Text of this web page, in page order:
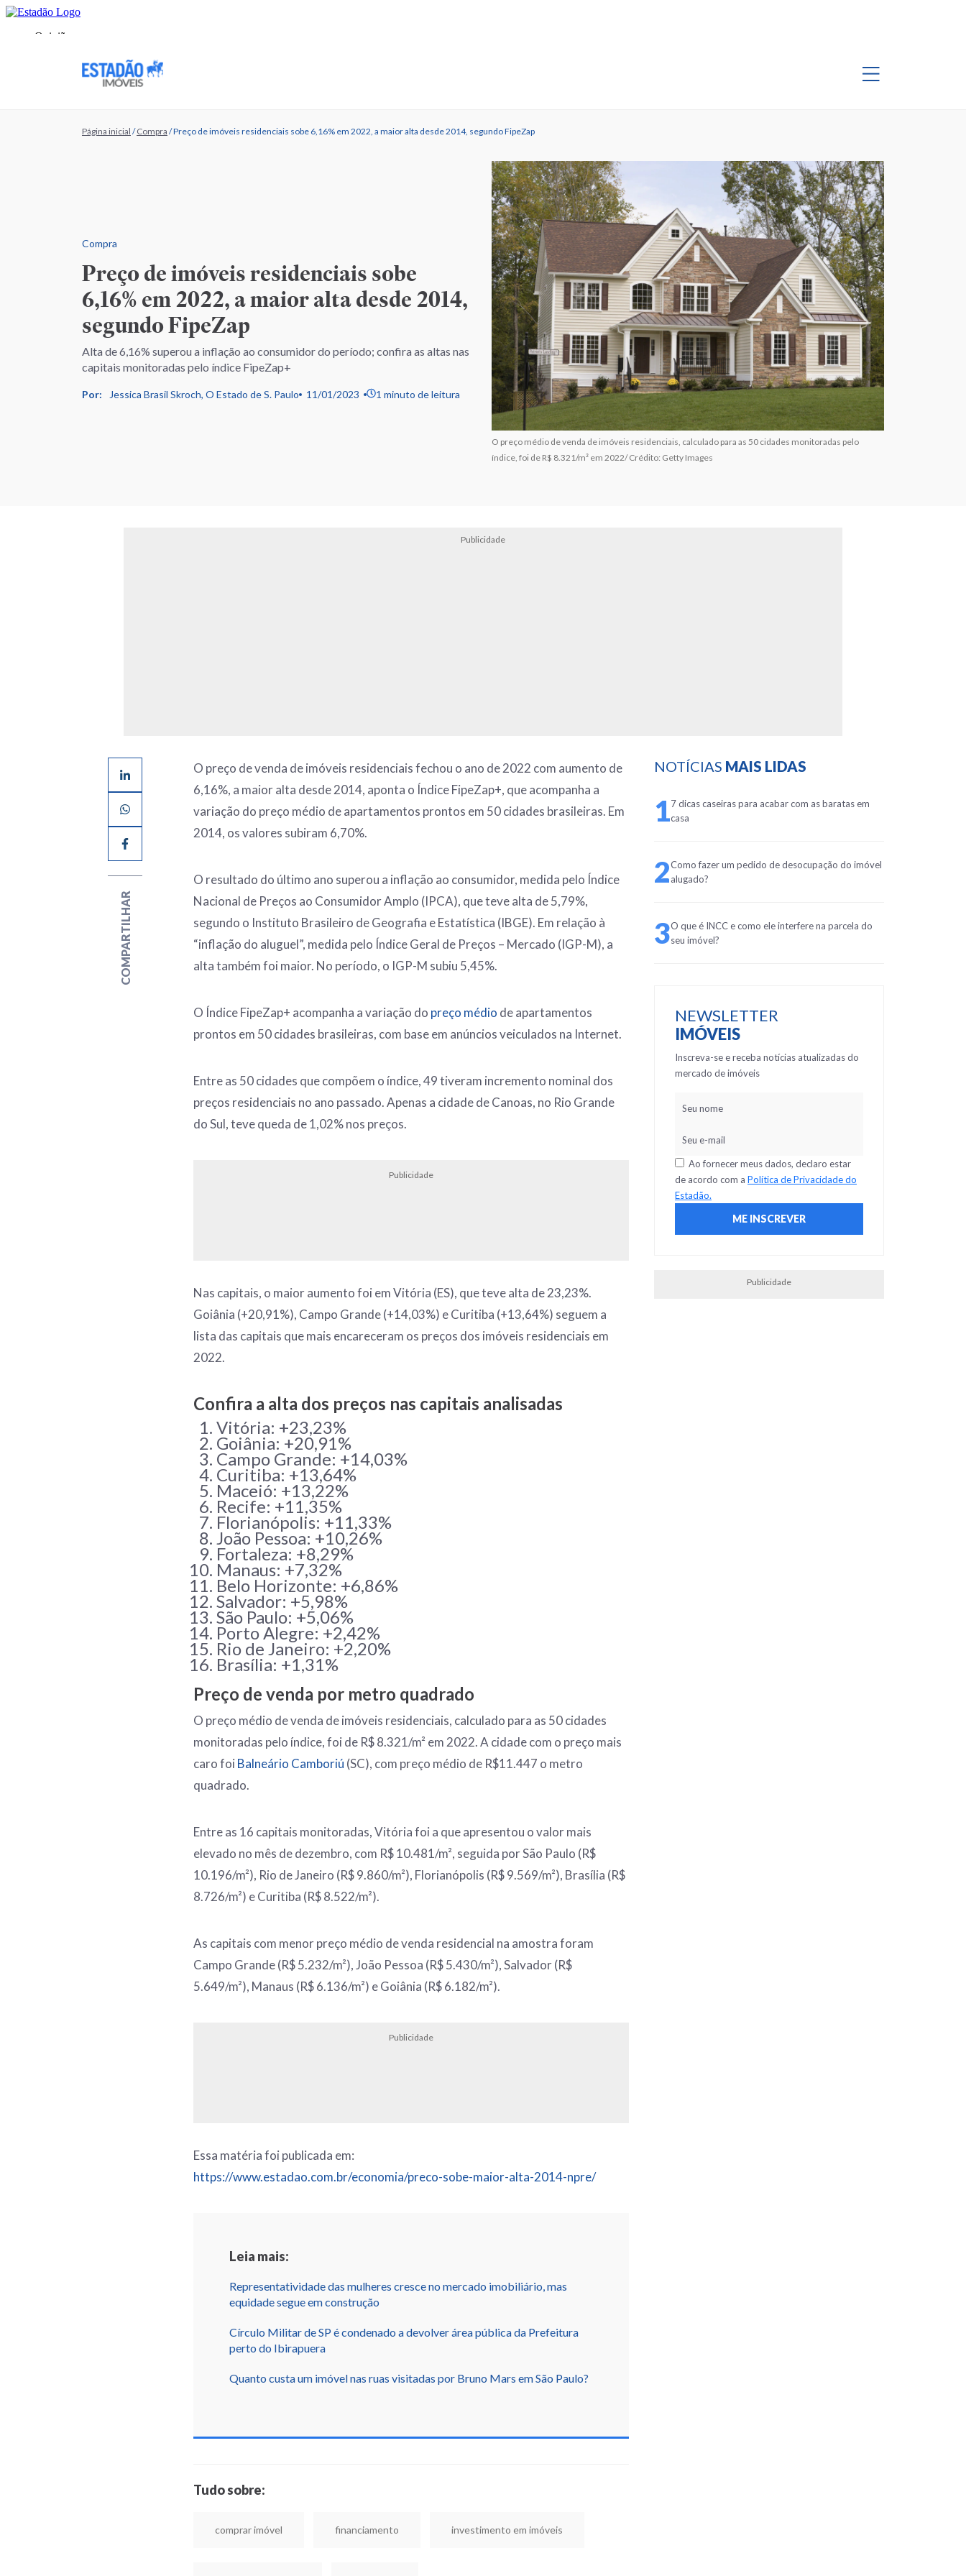
Página inicial /Compra /Preço de imóveis residenciais sobe 6,16% em 2022, a maior alta desde 2014, segundo FipeZap
Compra
Preço de imóveis residenciais sobe
6,16% em 2022, a maior alta desde 2014,
segundo FipeZap
Alta de 6,16% superou a inflação ao consumidor do período; confira as altas nas
capitais monitoradas pelo índice FipeZap+
Por: Jessica Brasil Skroch, O Estado de S. Paulo 11/01/2023 1 minuto de leitura
O preço médio de venda de imóveis residenciais, calculado para as 50 cidades monitoradas pelo
índice, foi de R$ 8.321/m² em 2022/ Crédito: Getty Images
Publicidade
COMPARTILHAR
O preço de venda de imóveis residenciais fechou o ano de 2022 com aumento de
6,16%, a maior alta desde 2014, aponta o Índice FipeZap+, que acompanha a
variação do preço médio de apartamentos prontos em 50 cidades brasileiras. Em
2014, os valores subiram 6,70%.
O resultado do último ano superou a inflação ao consumidor, medida pelo Índice
Nacional de Preços ao Consumidor Amplo (IPCA), que teve alta de 5,79%,
segundo o Instituto Brasileiro de Geografia e Estatística (IBGE). Em relação à
“inflação do aluguel”, medida pelo Índice Geral de Preços – Mercado (IGP-M), a
alta também foi maior. No período, o IGP-M subiu 5,45%.
O Índice FipeZap+ acompanha a variação do preço médio de apartamentos
prontos em 50 cidades brasileiras, com base em anúncios veiculados na Internet.
Entre as 50 cidades que compõem o índice, 49 tiveram incremento nominal dos
preços residenciais no ano passado. Apenas a cidade de Canoas, no Rio Grande
do Sul, teve queda de 1,02% nos preços.
Publicidade
Nas capitais, o maior aumento foi em Vitória (ES), que teve alta de 23,23%.
Goiânia (+20,91%), Campo Grande (+14,03%) e Curitiba (+13,64%) seguem a
lista das capitais que mais encareceram os preços dos imóveis residenciais em
2022.
Confira a alta dos preços nas capitais analisadas
Vitória: +23,23%
Goiânia: +20,91%
Campo Grande: +14,03%
Curitiba: +13,64%
Maceió: +13,22%
Recife: +11,35%
Florianópolis: +11,33%
João Pessoa: +10,26%
Fortaleza: +8,29%
Manaus: +7,32%
Belo Horizonte: +6,86%
Salvador: +5,98%
São Paulo: +5,06%
Porto Alegre: +2,42%
Rio de Janeiro: +2,20%
Brasília: +1,31%
Preço de venda por metro quadrado
O preço médio de venda de imóveis residenciais, calculado para as 50 cidades
monitoradas pelo índice, foi de R$ 8.321/m² em 2022. A cidade com o preço mais
caro foi Balneário Camboriú (SC), com preço médio de R$11.447 o metro
quadrado.
Entre as 16 capitais monitoradas, Vitória foi a que apresentou o valor mais
elevado no mês de dezembro, com R$ 10.481/m², seguida por São Paulo (R$
10.196/m²), Rio de Janeiro (R$ 9.860/m²), Florianópolis (R$ 9.569/m²), Brasília (R$
8.726/m²) e Curitiba (R$ 8.522/m²).
As capitais com menor preço médio de venda residencial na amostra foram
Campo Grande (R$ 5.232/m²), João Pessoa (R$ 5.430/m²), Salvador (R$
5.649/m²), Manaus (R$ 6.136/m²) e Goiânia (R$ 6.182/m²).
Publicidade
Essa matéria foi publicada em:
https://www.estadao.com.br/economia/preco-sobe-maior-alta-2014-npre/
Leia mais:
Representatividade das mulheres cresce no mercado imobiliário, mas
equidade segue em construção
Círculo Militar de SP é condenado a devolver área pública da Prefeitura
perto do Ibirapuera
Quanto custa um imóvel nas ruas visitadas por Bruno Mars em São Paulo?
Tudo sobre:
comprar imóvel financiamento investimento em imóveis
NOTÍCIAS MAIS LIDAS
17 dicas caseiras para acabar com as baratas em
casa
2Como fazer um pedido de desocupação do imóvel
alugado?
3O que é INCC e como ele interfere na parcela do
seu imóvel?
NEWSLETTER
IMÓVEIS
Inscreva-se e receba notícias atualizadas do
mercado de imóveis
Ao fornecer meus dados, declaro estar
de acordo com a Política de Privacidade do
Estadão.
Publicidade